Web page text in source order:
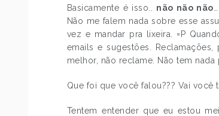
Basicamente é isso.. não não não
Não me falem nada sobre esse
vez e mandar pra lixeira. =P
emails e sugestões. Reclamações,
melhor, não reclame. Não tem nada
Que foi que você falou??? Vai você
Tentem entender que eu estou